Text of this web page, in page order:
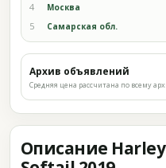
4 Москва
5 Самарская обл.
Архив объявлений
Средняя цена рассчитана по всему
Описание Harley